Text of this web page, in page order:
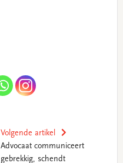
Volgende artikel
Advocaat communiceert
gebrekkig, schendt